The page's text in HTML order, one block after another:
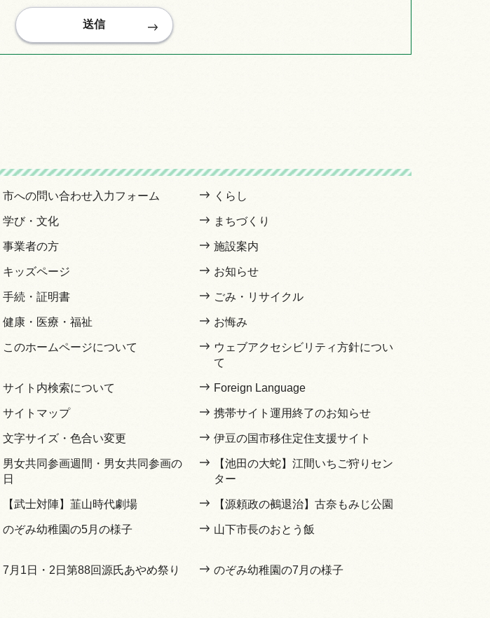
市への問い合わせ入力フォーム くらし
学び・文化 まちづくり
事業者の方 施設案内
キッズページ お知らせ
手続・証明書 ごみ・リサイクル
健康・医療・福祉 お悔み
このホームページについて
ウェブアクセシビリティ方針につい
て
サイト内検索について Foreign Language
サイトマップ 携帯サイト運用終了のお知らせ
文字サイズ・色合い変更 伊豆の国市移住定住支援サイト
男女共同参画週間・男女共同参画の
日
【池田の大蛇】江間いちご狩りセン
ター
【武士対陣】韮山時代劇場 【源頼政の鵺退治】古奈もみじ公園
のぞみ幼稚園の5月の様子 山下市長のおとう飯
7月1日・2日第88回源氏あやめ祭り のぞみ幼稚園の7月の様子